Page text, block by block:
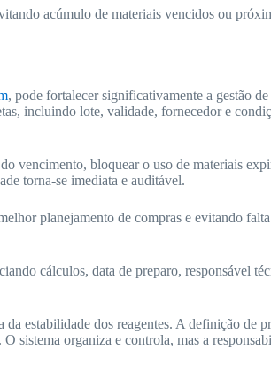
acúmulo de materiais vencidos ou
, pode fortalecer significativamente a gestão de
incluindo lote, validade, fornecedor e
vencimento, bloquear o uso de materiais
torna-se imediata e auditável.
planejamento de compras e evitando
cálculos, data de preparo, responsável
estabilidade dos reagentes. A definição de
sistema organiza e controla, mas a